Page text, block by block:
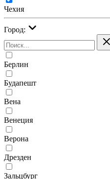
Чехия
Город:
Берлин
Будапешт
Вена
Венеция
Верона
Дрезден
Зальцбург